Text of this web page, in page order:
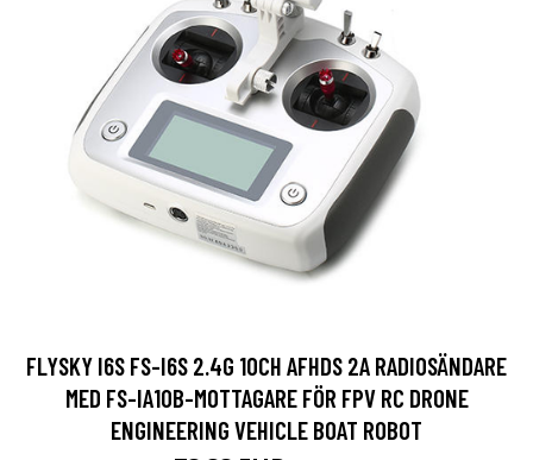
FLYSKY I6S FS-I6S 2.4G 10CH AFHDS 2A RADIOSÄNDARE
MED FS-IA10B-MOTTAGARE FÖR FPV RC DRONE
ENGINEERING VEHICLE BOAT ROBOT